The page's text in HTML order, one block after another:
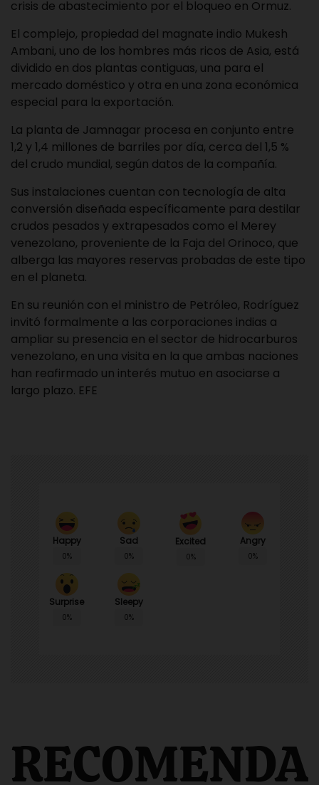
crisis de abastecimiento por el bloqueo en Ormuz.
El complejo, propiedad del magnate indio Mukesh
Ambani, uno de los hombres más ricos de Asia, está
dividido en dos plantas contiguas, una para el
mercado doméstico y otra en una zona económica
especial para la exportación.
La planta de Jamnagar procesa en conjunto entre
1,2 y 1,4 millones de barriles por día, cerca del 1,5 %
del crudo mundial, según datos de la compañía.
Sus instalaciones cuentan con tecnología de alta
conversión diseñada específicamente para destilar
crudos pesados y extrapesados como el Merey
venezolano, proveniente de la Faja del Orinoco, que
alberga las mayores reservas probadas de este tipo
en el planeta.
En su reunión con el ministro de Petróleo, Rodríguez
invitó formalmente a las corporaciones indias a
ampliar su presencia en el sector de hidrocarburos
venezolano, en una visita en la que ambas naciones
han reafirmado un interés mutuo en asociarse a
largo plazo. EFE
Happy
0%
Sad
0%
Excited
0%
Angry
0%
Surprise
0%
Sleepy
0%